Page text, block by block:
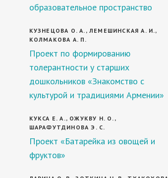
образовательное пространство
КУЗНЕЦОВА О. А., ЛЕМЕШИНСКАЯ А. И.,
КОЛМАКОВА А. П.
Проект по формированию
толерантности у старших
дошкольников «Знакомство с
культурой и традициями Армении»
КУКСА Е. А., ОЖУКВУ Н. О.,
ШАРАФУТДИНОВА Э. С.
Проект «Батарейка из овощей и
фруктов»